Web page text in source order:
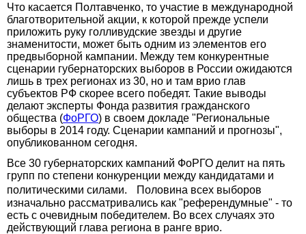
Что касается Полтавченко, то участие в международной
благотворительной акции, к которой прежде успели
приложить руку голливудские звезды и другие
знаменитости, может быть одним из элементов его
предвыборной кампании. Между тем конкурентные
сценарии губернаторских выборов в России ожидаются
лишь в трех регионах из 30, но и там врио глав
субъектов РФ скорее всего победят. Такие выводы
делают эксперты Фонда развития гражданского
общества (ФоРГО) в своем докладе "Региональные
выборы в 2014 году. Сценарии кампаний и прогнозы",
опубликованном сегодня.
Все 30 губернаторских кампаний ФоРГО делит на пять
групп по степени конкуренции между кандидатами и
политическими силами. Половина всех выборов
изначально рассматривались как "референдумные" - то
есть с очевидным победителем. Во всех случаях это
действующий глава региона в ранге врио.